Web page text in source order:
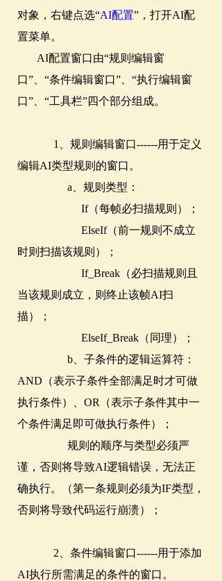
对象，右键点选“AI配置”，打开AI配
置菜单。
AI配置窗口由“规则编辑窗
口”、“条件编辑窗口”、“执行编辑窗
口”、“工具栏”四个部分组成。
1、规则编辑窗口------用于定义
编辑AI类型规则的窗口。
a、规则类型：
If（每帧必扫描规则）；
ElseIf（前一规则不成立
时则扫描该规则）；
If_Break（必扫描规则且
当该规则成立，则终止该帧AI扫
描）；
ElseIf_Break（同理）；
b、子条件的逻辑运算符：
AND（表示子条件全部满足时才可做
执行条件）、OR（表示子条件其中一
个条件满足即可做执行条件）；
规则的顺序与类型必须严
谨，否则将导致AI逻辑错误，无法正
确执行。（第一条规则必须为IF类型，
否则将导致代码运行崩溃）；
2、条件编辑窗口------用于添加
AI执行所需满足的条件的窗口。